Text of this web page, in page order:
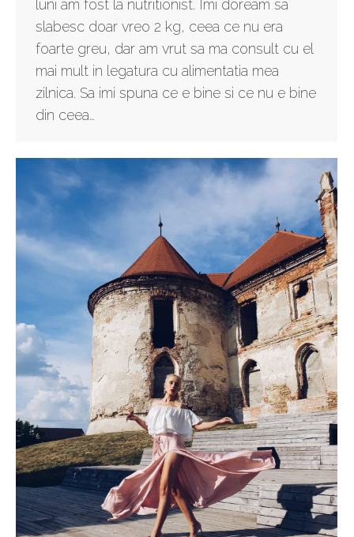
luni am fost la nutritionist. Imi doream sa
slabesc doar vreo 2 kg, ceea ce nu era
foarte greu, dar am vrut sa ma consult cu el
mai mult in legatura cu alimentatia mea
zilnica. Sa imi spuna ce e bine si ce nu e bine
din ceea…